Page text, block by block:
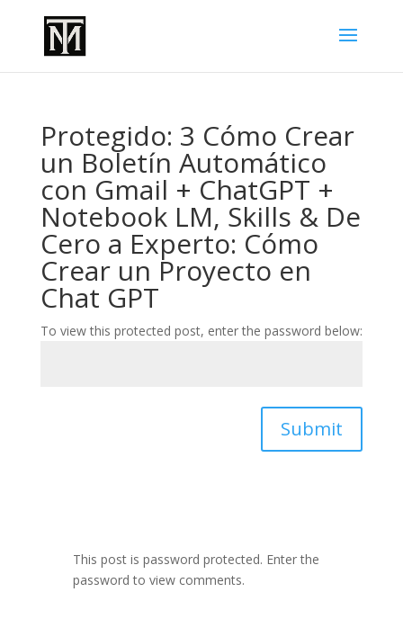
Protegido: 3 Cómo Crear
un Boletín Automático
con Gmail + ChatGPT +
Notebook LM, Skills & De
Cero a Experto: Cómo
Crear un Proyecto en
Chat GPT
To view this protected post, enter the password below:
Submit
This post is password protected. Enter the
password to view comments.